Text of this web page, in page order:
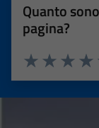
Quanto
pagina?
Valuta
Valuta 2
Valuta 1 stelle